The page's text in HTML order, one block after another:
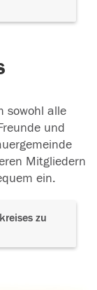
sowohl alle
und
Mitgliedern
ein.
zu